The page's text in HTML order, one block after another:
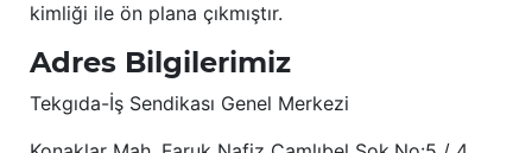
kimliği ile ön plana çıkmıştır.
Adres Bilgilerimiz
Tekgıda-İş Sendikası Genel Merkezi